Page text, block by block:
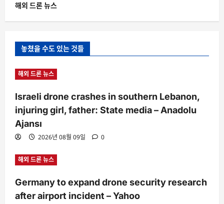
해외 드론 뉴스
놓쳤을 수도 있는 것들
해외 드론 뉴스
Israeli drone crashes in southern Lebanon,
injuring girl, father: State media – Anadolu
Ajansı
2026년 08월 09일 0
해외 드론 뉴스
Germany to expand drone security research
after airport incident – Yahoo